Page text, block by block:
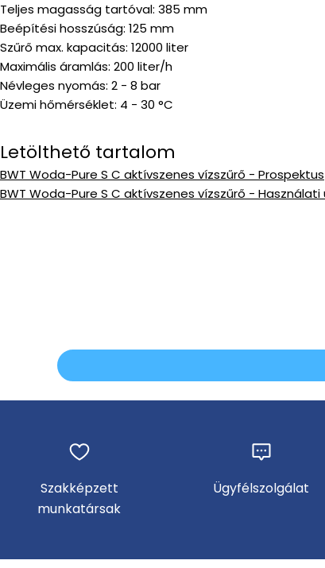
Teljes magasság tartóval: 385 mm
Beépítési hosszúság: 125 mm
Szűrő max. kapacitás: 12000 liter
Maximális áramlás: 200 liter/h
Névleges nyomás: 2 - 8 bar
Üzemi hőmérséklet: 4 - 30 °C
Letölthető tartalom
BWT Woda-Pure S C aktívszenes vízszűrő - Prospektus
BWT Woda-Pure S C aktívszenes vízszűrő -
Szakképzett
munkatársak
Ügyfélszolgálat